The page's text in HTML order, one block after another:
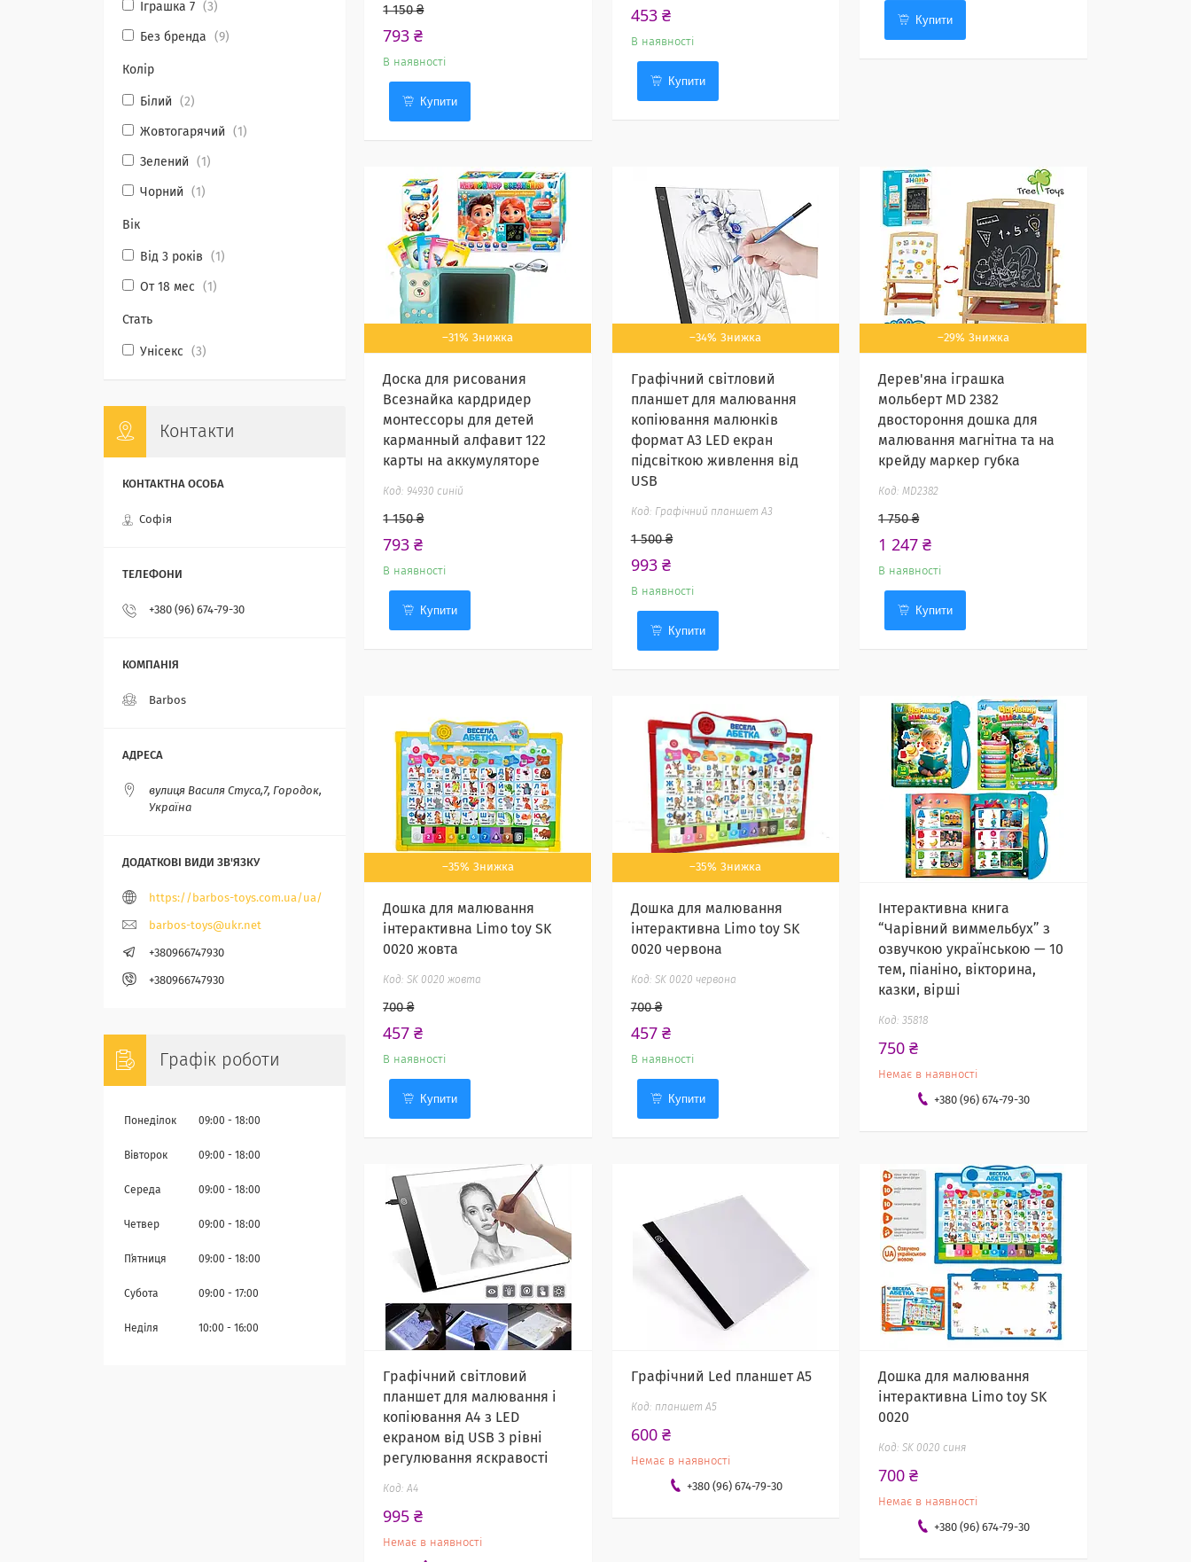
1 150 ₴
793 ₴
В наявності
Купити
453 ₴
В наявності
Купити
Купити
–31%
Доска для рисования
Всезнайка кардридер
монтессоры для детей
карманный алфавит 122
карты на аккумуляторе
94930 синій
1 150 ₴
793 ₴
В наявності
Купити
–34%
Графічний світловий
планшет для малювання
копіювання малюнків
формат A3 LED екран
підсвіткою живлення від
USB
Графічний планшет А3
1 500 ₴
993 ₴
В наявності
Купити
–29%
Дерев'яна іграшка
мольберт MD 2382
двостороння дошка для
малювання магнітна та на
крейду маркер губка
MD2382
1 750 ₴
1 247 ₴
В наявності
Купити
–35%
Дошка для малювання
інтерактивна Limo toy SK
0020 жовта
SK 0020 жовта
700 ₴
457 ₴
В наявності
Купити
–35%
Дошка для малювання
інтерактивна Limo toy SK
0020 червона
SK 0020 червона
700 ₴
457 ₴
В наявності
Купити
Інтерактивна книга
“Чарівний виммельбух” з
озвучкою українською — 10
тем, піаніно, вікторина,
казки, вірші
35818
750 ₴
Немає в наявності
+380 (96) 674-79-30
Графічний світловий
планшет для малювання і
копіювання A4 з LED
екраном від USB 3 рівні
регулювання яскравості
А4
995 ₴
Немає в наявності
Графічний Led планшет А5
планшет А5
600 ₴
Немає в наявності
+380 (96) 674-79-30
Дошка для малювання
інтерактивна Limo toy SK
0020
SK 0020 синя
700 ₴
Немає в наявності
+380 (96) 674-79-30
Іграшка 7 3
Без бренда 9
Колір
Білий 2
Жовтогарячий 1
Зелений 1
Чорний 1
Вік
Від 3 років 1
От 18 мес 1
Стать
Унісекс 3
Контакти
Софія
+380 (96) 674-79-30
Barbos
вулиця Василя Стуса,7, Городок,
Україна
https://barbos-toys.com.ua/ua/
barbos-toys@ukr.net
+380966747930
+380966747930
Графік роботи
Понеділок 09:00 18:00
Вівторок 09:00 18:00
Середа 09:00 18:00
Четвер 09:00 18:00
Пʼятниця 09:00 18:00
Субота 09:00 17:00
Неділя 10:00 16:00